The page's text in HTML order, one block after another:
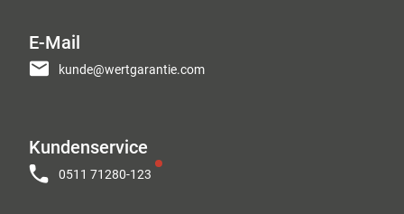
E-Mail
kunde@wertgarantie.com
Kundenservice
0511 71280-123